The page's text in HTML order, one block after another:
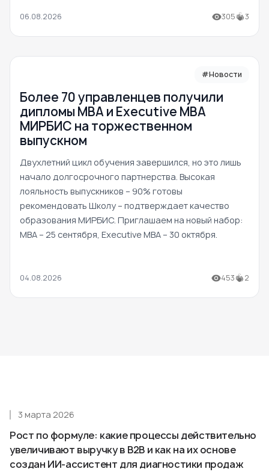
06.08.2026 305 3
#Новости
Более 70 управленцев получили
дипломы MBA и Executive MBA
МИРБИС на торжественном
выпускном
Двухлетний цикл обучения завершился, но это лишь
начало долгосрочного партнерства. Высокая
лояльность выпускников – 90% готовы
рекомендовать Школу – подтверждает качество
образования МИРБИС. Приглашаем на новый набор:
MBA – 25 сентября, Executive MBA – 30 октября.
04.08.2026 453 2
Рост по формуле: какие процессы действительно
увеличивают выручку в B2B и как на их основе
создан ИИ-ассистент для диагностики продаж
3 марта 2026